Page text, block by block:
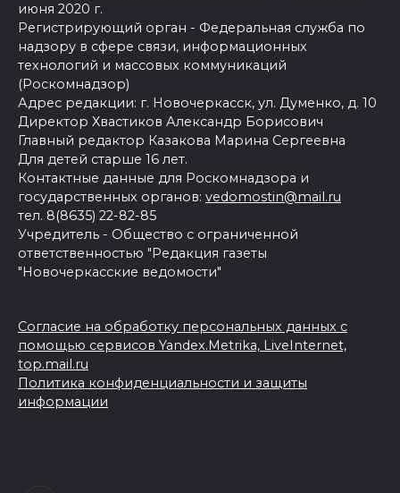
июня 2020 г.
Регистрирующий орган - Федеральная служба по
надзору в сфере связи, информационных
технологий и массовых коммуникаций
(Роскомнадзор)
Адрес редакции: г. Новочеркасск, ул. Думенко, д. 10
Директор Хвастиков Александр Борисович
Главный редактор Казакова Марина Сергеевна
Для детей старше 16 лет.
Контактные данные для Роскомнадзора и
государственных органов: vedomostin@mail.ru
тел. 8(8635) 22-82-85
Учредитель - Общество с ограниченной
ответственностью "Редакция газеты
"Новочеркасские ведомости"
Согласие на обработку персональных данных с
помощью сервисов Yandex.Metrika, LiveInternet,
top.mail.ru
Политика конфиденциальности и защиты
информации